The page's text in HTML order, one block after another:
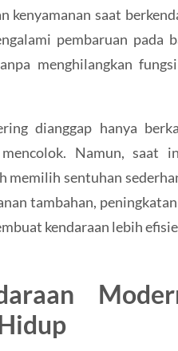
kenyamanan saat
pembaruan pada
menghilangkan
dianggap hanya
Namun, saat
memilih sentuhan
tambahan,
kendaraan lebih